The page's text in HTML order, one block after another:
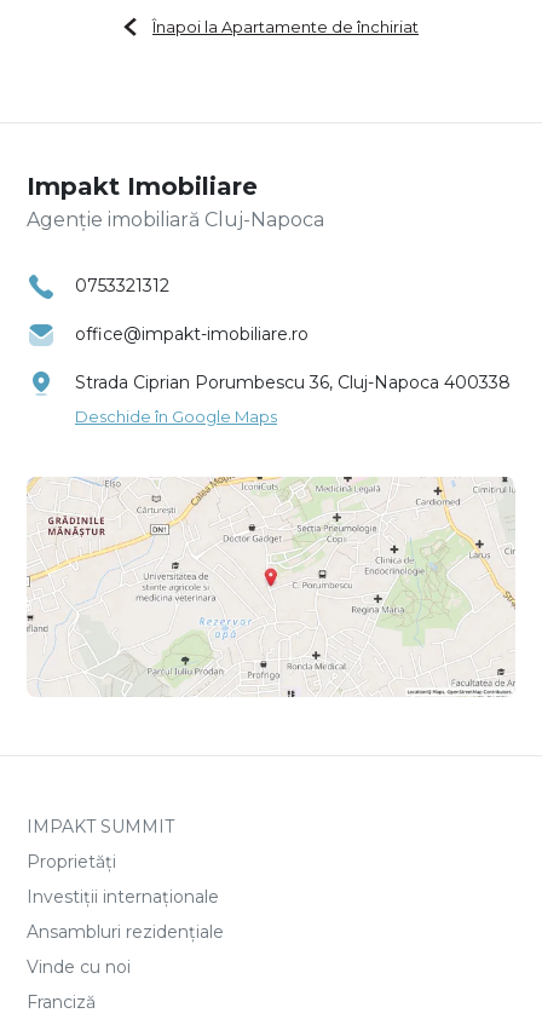
Înapoi la Apartamente de închiriat
Impakt Imobiliare
Agenție imobiliară Cluj-Napoca
0753321312
office@impakt-imobiliare.ro
Strada Ciprian Porumbescu 36, Cluj-Napoca 400338
Deschide în Google Maps
IMPAKT SUMMIT
Proprietăți
Investiții internaționale
Ansambluri rezidențiale
Vinde cu noi
Franciză